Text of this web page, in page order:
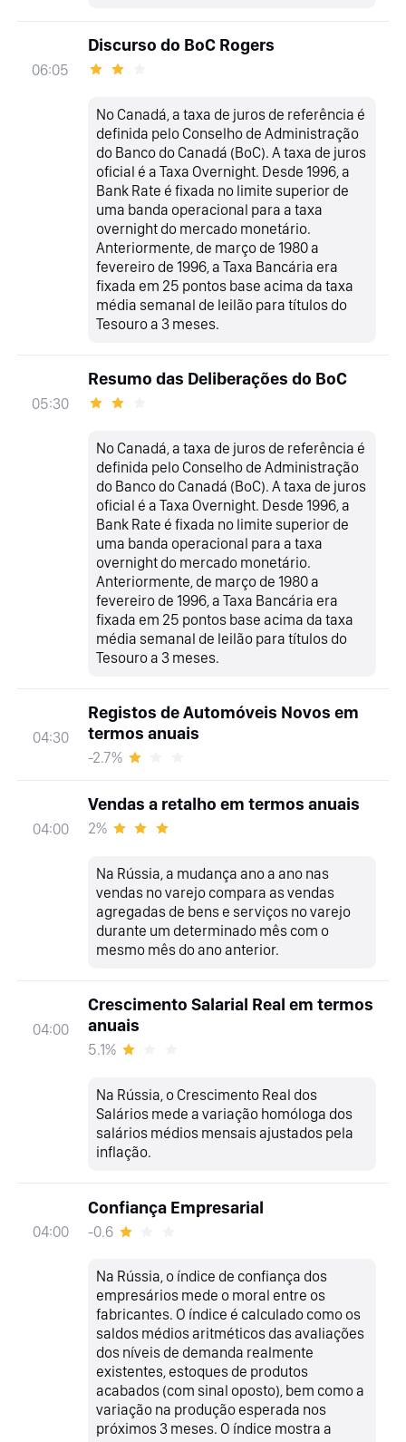
06:05
Discurso do BoC Rogers
No Canadá, a taxa de juros de referência é
definida pelo Conselho de Administração
do Banco do Canadá (BoC). A taxa de juros
oficial é a Taxa Overnight. Desde 1996, a
Bank Rate é fixada no limite superior de
uma banda operacional para a taxa
overnight do mercado monetário.
Anteriormente, de março de 1980 a
fevereiro de 1996, a Taxa Bancária era
fixada em 25 pontos base acima da taxa
média semanal de leilão para títulos do
Tesouro a 3 meses.
05:30
Resumo das Deliberações do BoC
No Canadá, a taxa de juros de referência é
definida pelo Conselho de Administração
do Banco do Canadá (BoC). A taxa de juros
oficial é a Taxa Overnight. Desde 1996, a
Bank Rate é fixada no limite superior de
uma banda operacional para a taxa
overnight do mercado monetário.
Anteriormente, de março de 1980 a
fevereiro de 1996, a Taxa Bancária era
fixada em 25 pontos base acima da taxa
média semanal de leilão para títulos do
Tesouro a 3 meses.
04:30
Registos de Automóveis Novos em
termos anuais
-2.7%
04:00
Vendas a retalho em termos anuais
2%
Na Rússia, a mudança ano a ano nas
vendas no varejo compara as vendas
agregadas de bens e serviços no varejo
durante um determinado mês com o
mesmo mês do ano anterior.
04:00
Crescimento Salarial Real em termos
anuais
5.1%
Na Rússia, o Crescimento Real dos
Salários mede a variação homóloga dos
salários médios mensais ajustados pela
inflação.
04:00
Confiança Empresarial
-0.6
Na Rússia, o índice de confiança dos
empresários mede o moral entre os
fabricantes. O índice é calculado como os
saldos médios aritméticos das avaliações
dos níveis de demanda realmente
existentes, estoques de produtos
acabados (com sinal oposto), bem como a
variação na produção esperada nos
próximos 3 meses. O índice mostra a